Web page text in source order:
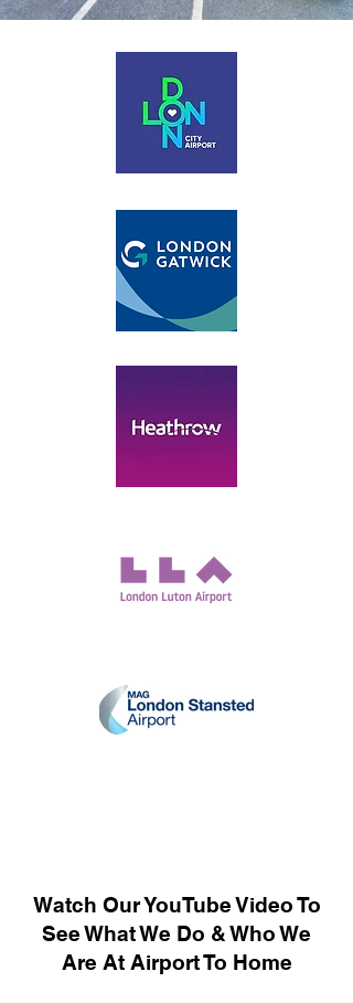
Watch Our YouTube Video To
See What We Do & Who We
Are At Airport To Home